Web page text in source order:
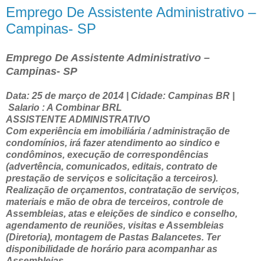
Emprego De Assistente Administrativo –
Campinas- SP
Emprego De Assistente Administrativo –
Campinas- SP
Data: 25 de março de 2014 | Cidade: Campinas BR |
Salario : A Combinar BRL
ASSISTENTE ADMINISTRATIVO
Com experiência em imobiliária / administração de
condomínios, irá fazer atendimento ao sindico e
condôminos, execução de correspondências
(advertência, comunicados, editais, contrato de
prestação de serviços e solicitação a terceiros).
Realização de orçamentos, contratação de serviços,
materiais e mão de obra de terceiros, controle de
Assembleias, atas e eleições de sindico e conselho,
agendamento de reuniões, visitas e Assembleias
(Diretoria), montagem de Pastas Balancetes. Ter
disponibilidade de horário para acompanhar as